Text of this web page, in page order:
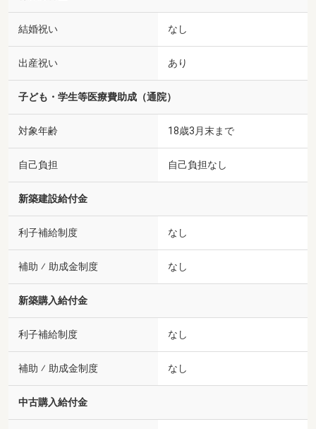
結婚祝い なし
出産祝い あり
子ども・学生等医療費助成（通院）
対象年齢 18歳3月末まで
自己負担 自己負担なし
新築建設給付金
利子補給制度 なし
補助 ⁄ 助成金制度 なし
新築購入給付金
利子補給制度 なし
補助 ⁄ 助成金制度 なし
中古購入給付金